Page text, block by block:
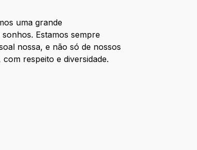
uma grande
Estamos sempre
nossa, e não só de nossos
respeito e diversidade.